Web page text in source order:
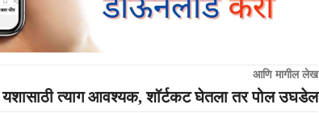
आणि मागील लेख
यशासाठी त्याग आवश्यक, शॉर्टकट घेतला तर पोल उघडेल